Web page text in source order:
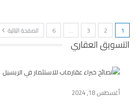
1
2
3
…
6 الصفحة التالية
التسويق العقاري
أغسطس 18, 2024